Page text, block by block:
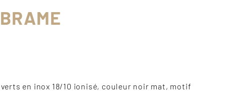
en inox 18/10 ionisé, couleur noir mat, motif